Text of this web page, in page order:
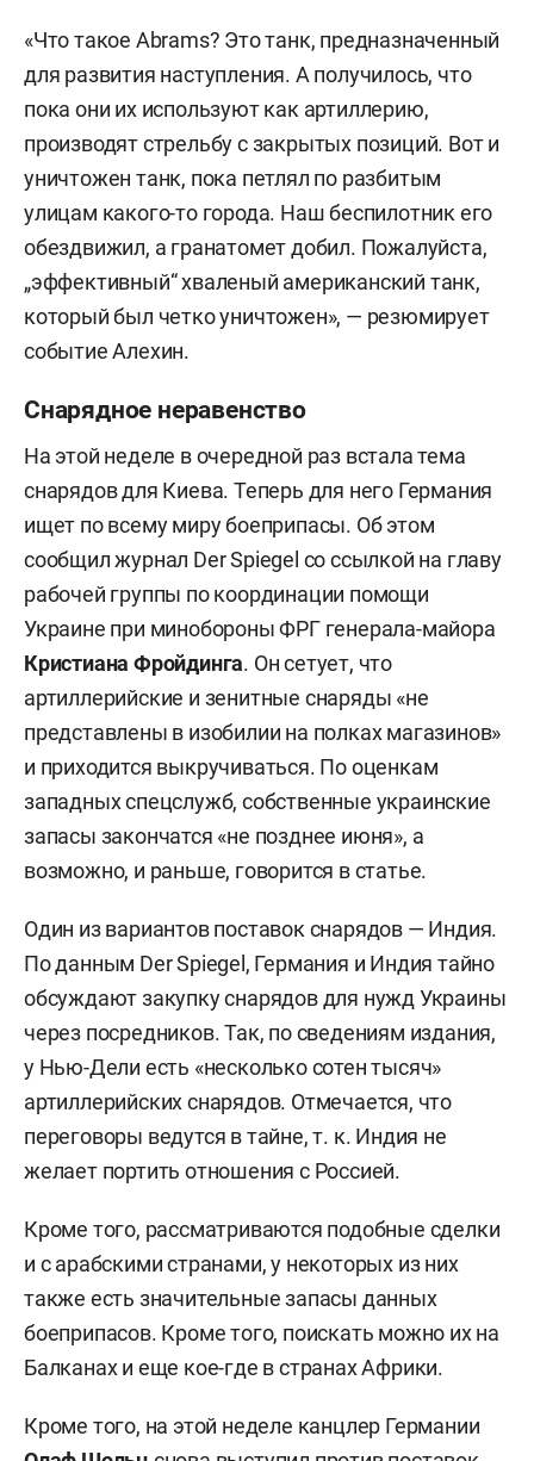
«Что такое Abrams? Это танк, предназначенный
для развития наступления. А получилось, что
пока они их используют как артиллерию,
производят стрельбу c закрытых позиций. Вот и
уничтожен танк, пока петлял по разбитым
улицам какого-то города. Наш беспилотник его
обездвижил, а гранатомет добил. Пожалуйста,
„эффективный“ хваленый американский танк,
который был четко уничтожен», — резюмирует
событие Алехин.
Снарядное неравенство
На этой неделе в очередной раз встала тема
снарядов для Киева. Теперь для него Германия
ищет по всему миру боеприпасы. Об этом
сообщил журнал Der Spiegel со ссылкой на главу
рабочей группы по координации помощи
Украине при минобороны ФРГ генерала-майора
Кристиана Фройдинга. Он сетует, что
артиллерийские и зенитные снаряды «не
представлены в изобилии на полках магазинов»
и приходится выкручиваться. По оценкам
западных спецслужб, собственные украинские
запасы закончатся «не позднее июня», а
возможно, и раньше, говорится в статье.
Один из вариантов поставок снарядов — Индия.
По данным Der Spiegel, Германия и Индия тайно
обсуждают закупку снарядов для нужд Украины
через посредников. Так, по сведениям издания,
у Нью-Дели есть «несколько сотен тысяч»
артиллерийских снарядов. Отмечается, что
переговоры ведутся в тайне, т. к. Индия не
желает портить отношения с Россией.
Кроме того, рассматриваются подобные сделки
и с арабскими странами, у некоторых из них
также есть значительные запасы данных
боеприпасов. Кроме того, поискать можно их на
Балканах и еще кое-где в странах Африки.
Кроме того, на этой неделе канцлер Германии